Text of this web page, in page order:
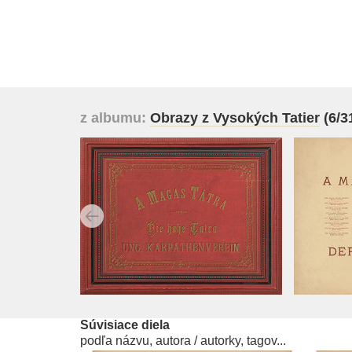
z albumu: Obrazy z Vysokých Tatier (6/
Súvisiace diela
podľa názvu, autora / autorky, tagov...